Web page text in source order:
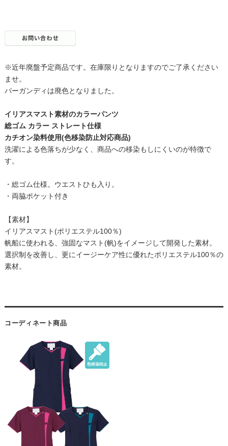
※近年廃盤予定商品です。在庫限りとなりますのでご了承ください
ませ。
バーガンディは廃色となりました。
イリアスマスト素材のカラーパンツ
総ゴム カラー ストレート仕様
カチオン染料使用(色移染防止対応商品)
洗濯による色落ちが少なく、商品への移染もしにくいのが特徴で
す。
・総ゴム仕様。ウエストひも入り。
・両脇ポケット付き
【素材】
イリアスマスト(ポリエステル100％)
帆船に使われる、強固なマスト(帆)をイメージして開発した素材。
選択制を改善し、更にイージーケア性に優れたポリエステル100％の
素材。
コーディネート商品